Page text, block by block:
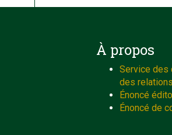
À propos
Service des
des
Énoncé
Énoncé de